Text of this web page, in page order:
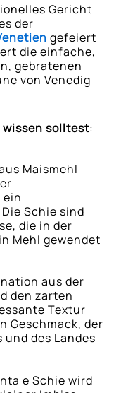
Gericht
der
gefeiert
die einfache,
gebratenen
von Venedig
wissen solltest:
Maismehl
ein
Schie sind
die in der
Mehl gewendet
aus der
den zarten
Textur
Geschmack, der
und des Landes
e Schie wird